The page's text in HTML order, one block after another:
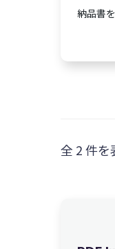
納品書
全 2 件を